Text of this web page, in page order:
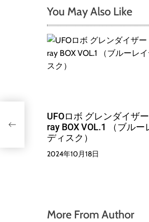
You May Also Like
UFOロボ グレンダイザ
ray BOX VOL.1 （ブルー
ディスク）
2024年10月18日
More From Author